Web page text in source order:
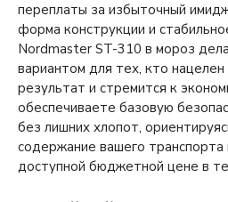
переплаты за избыточный
форма конструкции и
Nordmaster ST-310 в мороз
вариантом для тех, кто нацелен
результат и стремится к
обеспечиваете базовую
без лишних хлопот,
содержание вашего
доступной бюджетной цене в